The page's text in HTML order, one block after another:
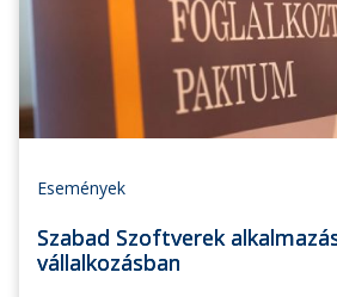
Események
Szabad Szoftverek
vállalkozásban